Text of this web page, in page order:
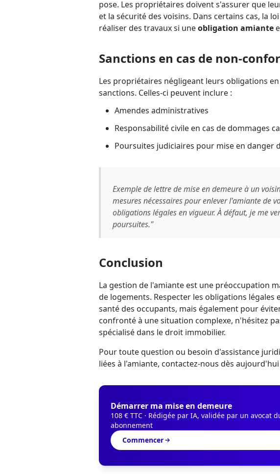
pose. Les propriétaires doivent s'assurer que
et la sécurité des voisins. Dans certains cas, la
réaliser des travaux si uneobligation amiante
Sanctions en cas de non-
Les propriétaires négligeant leurs obligations
sanctions. Celles-ci peuvent inclure :
Amendes administratives
Responsabilité civile en cas de dommages
Poursuites judiciaires pour mise en danger
Exemple de lettre de mise en demeure à un
mesures nécessaires pour enlever l'amiante de
obligations légales en vigueur. À défaut, je me
poursuites."
Conclusion
La gestion de l'amiante est une préoccupation
de logements. Respecter les obligations
santé des occupants, mais également pour
confronté à une situation complexe, n'hésitez
spécialisé dans le droit immobilier.
Pour toute question ou besoin d'assistance
liées à l'amiante, contactez-nous dès
Démarrer ma mise en demeure
108 € TTC · Rédigée par IA, validée par un avocat
abonnement
Commencer